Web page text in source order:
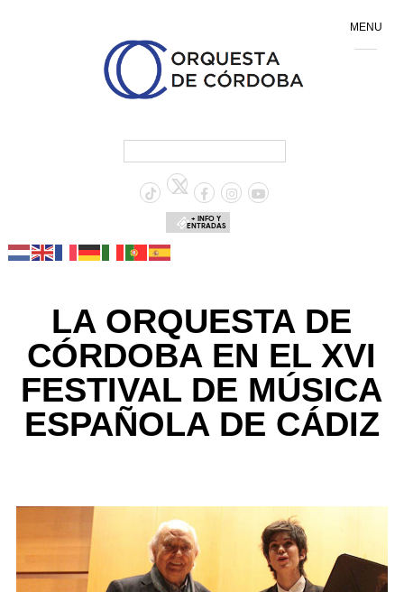
+ INFO Y
ENTRADAS
LA ORQUESTA DE
CÓRDOBA EN EL XVI
FESTIVAL DE MÚSICA
ESPAÑOLA DE CÁDIZ
MENU